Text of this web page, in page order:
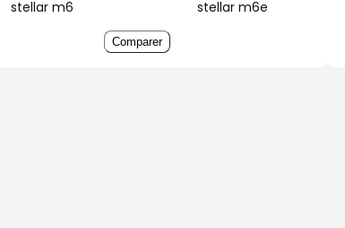
stellar m6
stellar m6e
Comparer